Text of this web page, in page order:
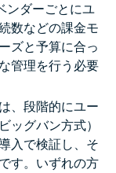
ンダーごとにユ
数などの課金モ
ズと予算に合っ
管理を行う必要
、段階的にユー
ッグバン方式）
入で検証し、そ
す。いずれの方